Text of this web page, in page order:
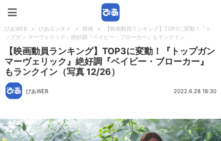
ぴあWEB > ぴあエンタメ > 映画 >
【映画動員ランキング】TOP3に変動！『ト
ップガン マーヴェリック』絶好調『ベイビー・ブローカー』もランクイン
【映画動員ランキング】TOP3に変動！『トップガン
マーヴェリック』絶好調『ベイビー・ブローカー』
もランクイン（写真 12/26）
ぴあWEB 2022.6.28 18:30